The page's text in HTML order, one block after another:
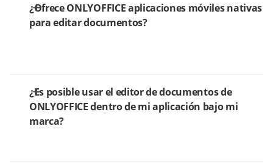
¿Ofrece ONLYOFFICE aplicaciones móviles nativas
para editar documentos?
¿Es posible usar el editor de documentos de
ONLYOFFICE dentro de mi aplicación bajo mi
marca?